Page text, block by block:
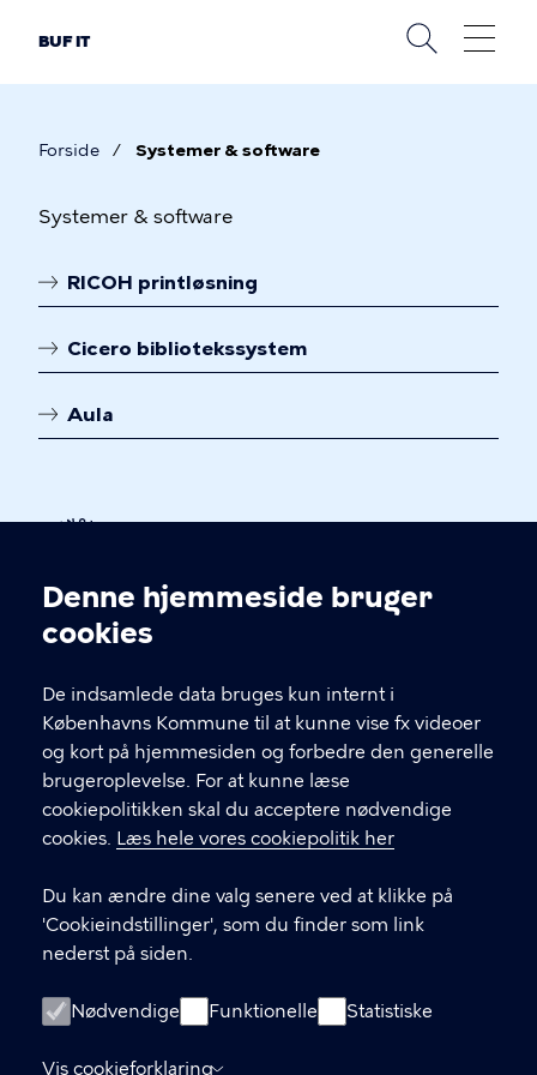
Cookieindstillinger
Denne hjemmeside bruger
cookies
De indsamlede data bruges kun internt i
Københavns Kommune til at kunne vise fx videoer
og kort på hjemmesiden og forbedre den generelle
brugeroplevelse. For at kunne læse
cookiepolitikken skal du acceptere nødvendige
cookies. Læs hele vores cookiepolitik her
Du kan ændre dine valg senere ved at klikke på
'Cookieindstillinger', som du finder som link
nederst på siden.
Nødvendige Funktionelle Statistiske
Vis cookieforklaring
BUF IT
Forside Systemer & software
Systemer
software
Systemer & software
RICOH printløsning
Cicero bibliotekssystem
Aula
BUF IT
KONTAKT
mail@pit-support.kk.dk
GENVEJE
Opret sag i Nilex